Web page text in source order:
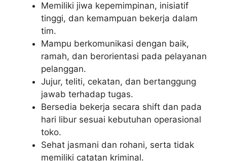
Memiliki jiwa kepemimpinan, inisiatif
tinggi, dan kemampuan bekerja dalam
tim.
Mampu berkomunikasi dengan baik,
ramah, dan berorientasi pada pelayanan
pelanggan.
Jujur, teliti, cekatan, dan bertanggung
jawab terhadap tugas.
Bersedia bekerja secara shift dan pada
hari libur sesuai kebutuhan operasional
toko.
Sehat jasmani dan rohani, serta tidak
memiliki catatan kriminal.